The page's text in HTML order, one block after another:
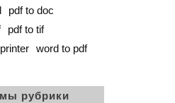
pdf to doc
pdf to tif
word to pdf
рубрики